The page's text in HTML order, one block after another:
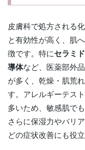
皮膚科で処方される
と有効性が高く、肌
徴です。特にセラミド
導体など、医薬部外
が多く、乾燥・肌荒
す。アレルギーテス
多いため、敏感肌で
さらに保湿力やバリ
どの症状改善にも役立